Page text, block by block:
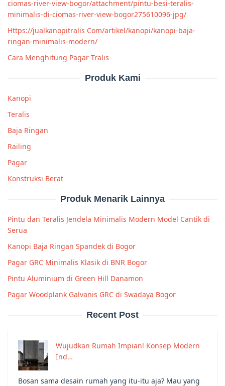
ciomas-river-view-bogor/attachment/pintu-besi-teralis-
minimalis-di-ciomas-river-view-bogor275610096-jpg/
Https://jualkanopitralis Com/artikel/kanopi/kanopi-baja-
ringan-minimalis-modern/
Cara Menghitung Pagar Tralis
Produk Kami
Kanopi
Teralis
Baja Ringan
Railing
Pagar
Konstruksi Berat
Produk Menarik Lainnya
Pintu dan Teralis Jendela Minimalis Modern Model Cantik di
Serua
Kanopi Baja Ringan Spandek di Bogor
Pagar GRC Minimalis Klasik di BNR Bogor
Pintu Aluminium di Green Hill Danamon
Pagar Woodplank Galvanis GRC di Swadaya Bogor
Recent Post
Wujudkan Rumah Impian! Konsep Modern
Ind…
Bosan sama desain rumah yang itu-itu aja? Mau yang